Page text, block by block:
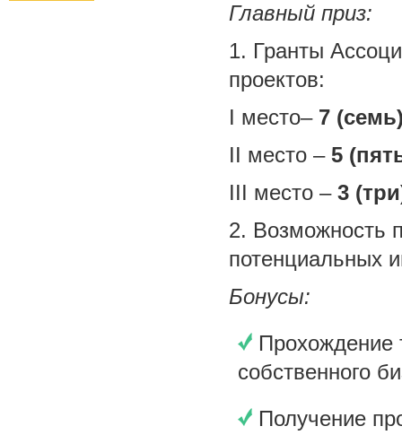
Главный приз:
1. Гранты
проектов:
I место– 7
II место –5
III место –3
2. Возможность
потенциальных
Бонусы:
Прохождение
собственного
Получение